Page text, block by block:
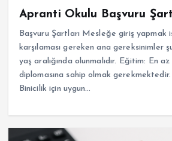
Apranti Okulu Başvuru
Başvuru Şartları Mesleğe giriş yapmak
karşılaması gereken ana gereksinimler
yaş aralığında olunmalıdır. Eğitim: En
diplomasına sahip olmak
Binicilik için uygun…